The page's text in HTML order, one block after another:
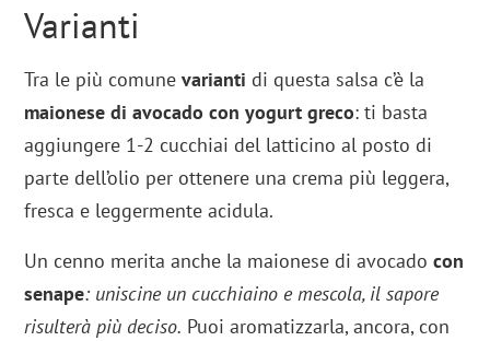
Varianti
Tra le più comunevarianti di questa salsa c’è la
maionese di avocado con yogurt greco: ti basta
aggiungere 1-2 cucchiai del latticino al posto di
parte dell’olio per ottenere una crema più leggera,
fresca e leggermente acidula.
Un cenno merita anche la maionese di avocadocon
senape: uniscine un cucchiaino e mescola, il sapore
risulterà più deciso. Puoi aromatizzarla, ancora, con